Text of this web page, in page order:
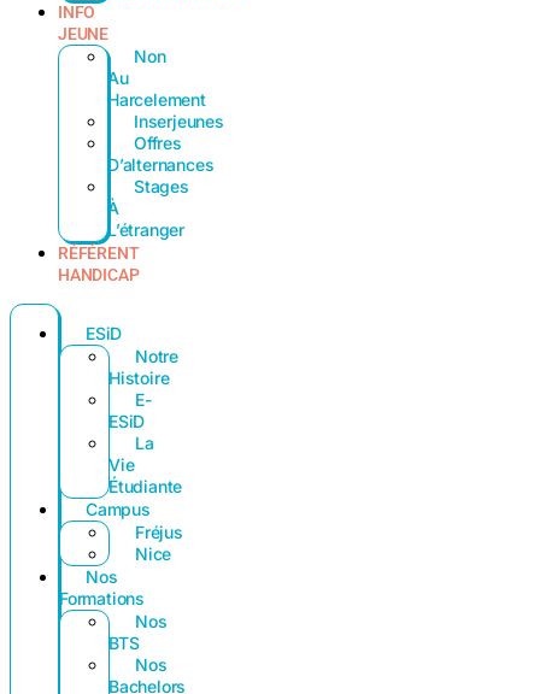
INFO
JEUNE
Non
Au
Harcelement
Inserjeunes
Offres
D’alternances
Stages
À
L’étranger
RÉFÉRENT
HANDICAP
ESiD
Notre
Histoire
E-
ESiD
La
Vie
Étudiante
Campus
Fréjus
Nice
Nos
Formations
Nos
BTS
Nos
Bachelors